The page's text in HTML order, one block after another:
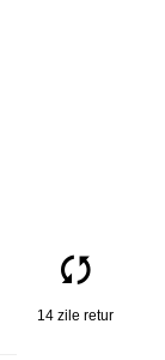
14 zile retur